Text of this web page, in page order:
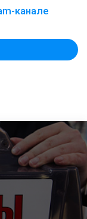
канале